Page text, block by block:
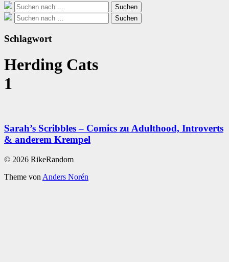
Suche
nach:
Suchen
Suche
nach:
Suchen
Schlagwort
Herding Cats
1
Sarah’s Scribbles – Comics zu Adulthood, Introverts
& anderem Krempel
© 2026 RikeRandom
Theme von Anders Norén